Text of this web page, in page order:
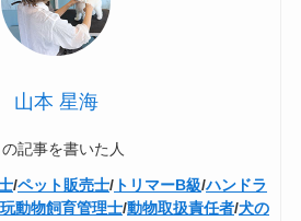
山本 星海
の記事を書いた人
/ペット販売士/ トリマーB級/ハンドラ
動物飼育管理士/動物取扱責任者/犬の